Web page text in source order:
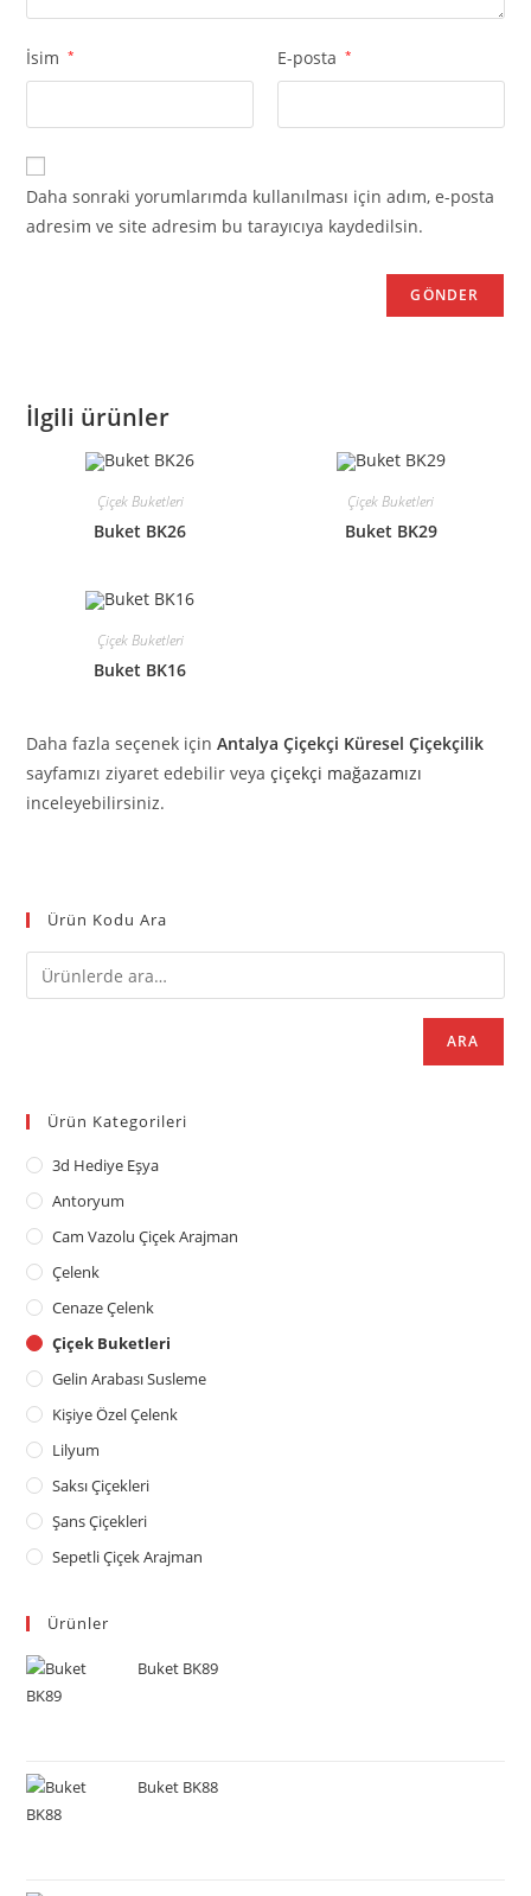
İsim * E-posta *
Daha sonraki yorumlarımda kullanılması için adım, e-posta
adresim ve site adresim bu tarayıcıya kaydedilsin.
İlgili ürünler
Çiçek Buketleri
Buket BK26
Çiçek Buketleri
Buket BK29
Çiçek Buketleri
Buket BK16
Daha fazla seçenek içinAntalya Çiçekçi Küresel Çiçekçilik
sayfamızı ziyaret edebilir veyaçiçekçi mağazamızı
inceleyebilirsiniz.
Ürün Kodu Ara
ARA
Ürün Kategorileri
3d Hediye Eşya
Antoryum
Cam Vazolu Çiçek Arajman
Çelenk
Cenaze Çelenk
Çiçek Buketleri
Gelin Arabası Susleme
Kişiye Özel Çelenk
Lilyum
Saksı Çiçekleri
Şans Çiçekleri
Sepetli Çiçek Arajman
Ürünler
Buket BK89
Buket BK88